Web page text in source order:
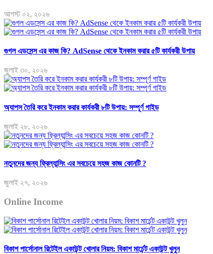
আগস্ট ০২, ২০২৬
গুগল এডসেন্স এর কাজ কি? AdSense থেকে ইনকাম করার ৫টি কার্যকরী উপায়
জুলাই ৩০, ২০২৬
অ্যাপস তৈরি করে ইনকাম করার কার্যকরী ৮টি উপায়: সম্পূর্ণ গাইড
জুলাই ২৮, ২০২৬
নতুনদের জন্য ফ্রিল্যান্সিং এর সবচেয়ে সহজ কাজ কোনটি ?
জুলাই ২৭, ২০২৬
Online Income
বিকাশ পার্সোনাল রিটেইল একাউন্ট খোলার নিয়ম: বিকাশ মার্চেন্ট একাউন্ট খুলুন